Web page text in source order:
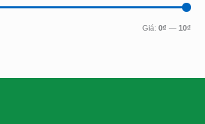
Giá: 0₫ — 10₫